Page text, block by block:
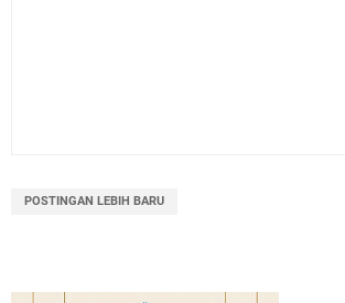
POSTINGAN LEBIH BARU